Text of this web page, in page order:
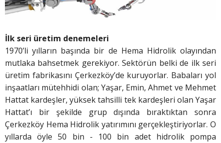
İlk seri üretim denemeleri
1970’li yılların başında bir de Hema Hidrolik olayından
mutlaka bahsetmek gerekiyor. Sektörün belki de ilk seri
üretim fabrikasını Çerkezköy’de kuruyorlar. Babaları yol
inşaatları mütehhidi olan; Yaşar, Emin, Ahmet ve Mehmet
Hattat kardeşler, yüksek tahsilli tek kardeşleri olan Yaşar
Hattat’ı bir şekilde grup dışında bıraktıktan sonra
Çerkezköy Hema Hidrolik yatırımını gerçekleştiriyorlar. O
yıllarda öyle 50 bin - 100 bin adet hidrolik pompa